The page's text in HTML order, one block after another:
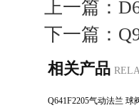
上一篇：
下一篇：
相关产品
Q641F2205气动法兰